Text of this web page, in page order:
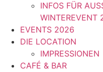
INFOS FÜR
WINTEREVENT
EVENTS 2026
DIE LOCATION
IMPRESSIONEN
CAFÉ & BAR